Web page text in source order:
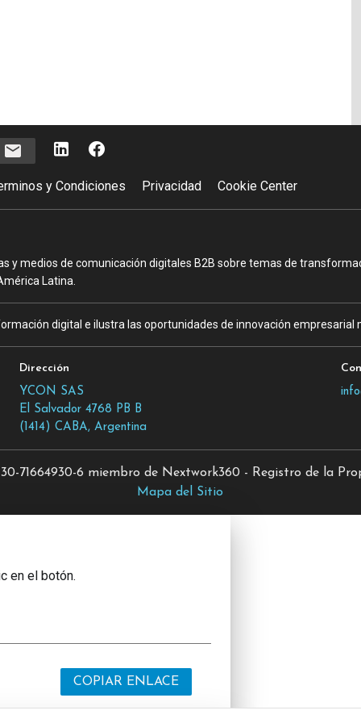
y Condiciones Privacidad Cookie Center
y medios de comunicación digitales B2B sobre temas de
Latina.
digital e ilustra las oportunidades de innovación empresarial
Dirección
YCON SAS
El Salvador 4768 PB B
(1414) CABA, Argentina
71664930-6 miembro de Nextwork360 - Registro de la
Mapa del Sitio
en el botón.
COPIAR ENLACE